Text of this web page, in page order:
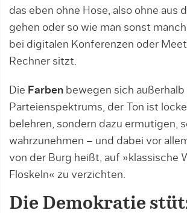
das eben ohne Hose, also ohne aus
gehen oder so wie man sonst
bei digitalen Konferenzen oder
Rechner sitzt.
Die Farben bewegen sich außerhalb
Parteienspektrums, der Ton ist
belehren, sondern dazu ermutigen,
wahrzunehmen – und dabei vor
von der Burg heißt, auf »klassische
Floskeln« zu verzichten.
Die Demokratie